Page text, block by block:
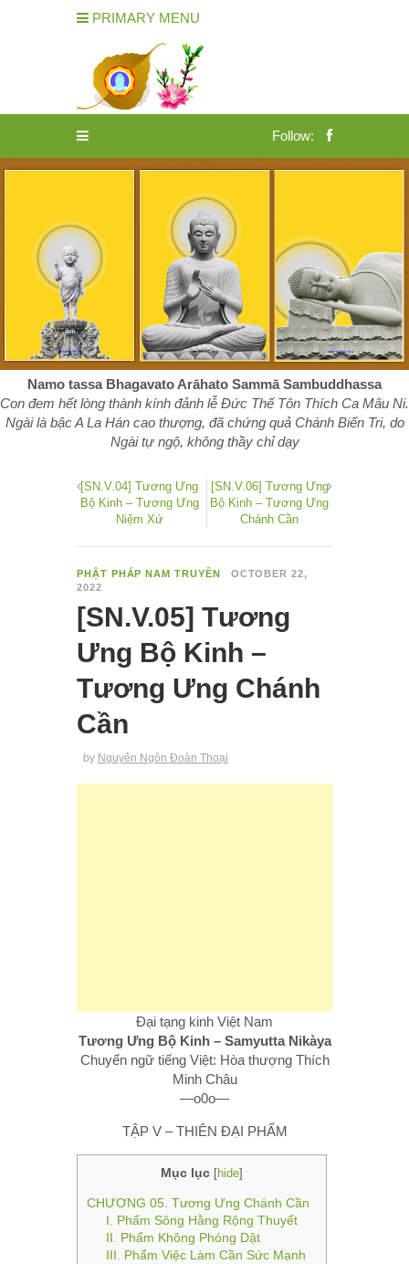
PRIMARY MENU
Follow:
Namo tassa Bhagavato Arāhato Sammā Sambuddhassa
Con đem hết lòng thành kính đảnh lễ Đức Thế Tôn Thích Ca Mâu Ni.
Ngài là bậc A La Hán cao thượng, đã chứng quả Chánh Biến Tri, do
Ngài tự ngộ, không thầy chỉ dạy
[SN.V.04] Tương Ưng
Bộ Kinh – Tương Ưng
Niệm Xứ
[SN.V.06] Tương Ưng
Bộ Kinh – Tương Ưng
Chánh Cần
PHẬT PHÁP NAM TRUYỀN
OCTOBER 22,
2022
[SN.V.05] Tương
Ưng Bộ Kinh –
Tương Ưng Chánh
Cần
by Nguyên Ngôn Đoàn Thoại
Đại tạng kinh Việt Nam
Tương Ưng Bộ Kinh – Samyutta Nikàya
Chuyển ngữ tiếng Việt: Hòa thượng Thích
Minh Châu
—o0o—
TẬP V – THIÊN ĐẠI PHẨM
Mục lục [hide]
CHƯƠNG 05. Tương Ưng Chánh Cần
I. Phẩm Sông Hằng Rộng Thuyết
II. Phẩm Không Phóng Dật
III. Phẩm Việc Làm Cần Sức Mạnh